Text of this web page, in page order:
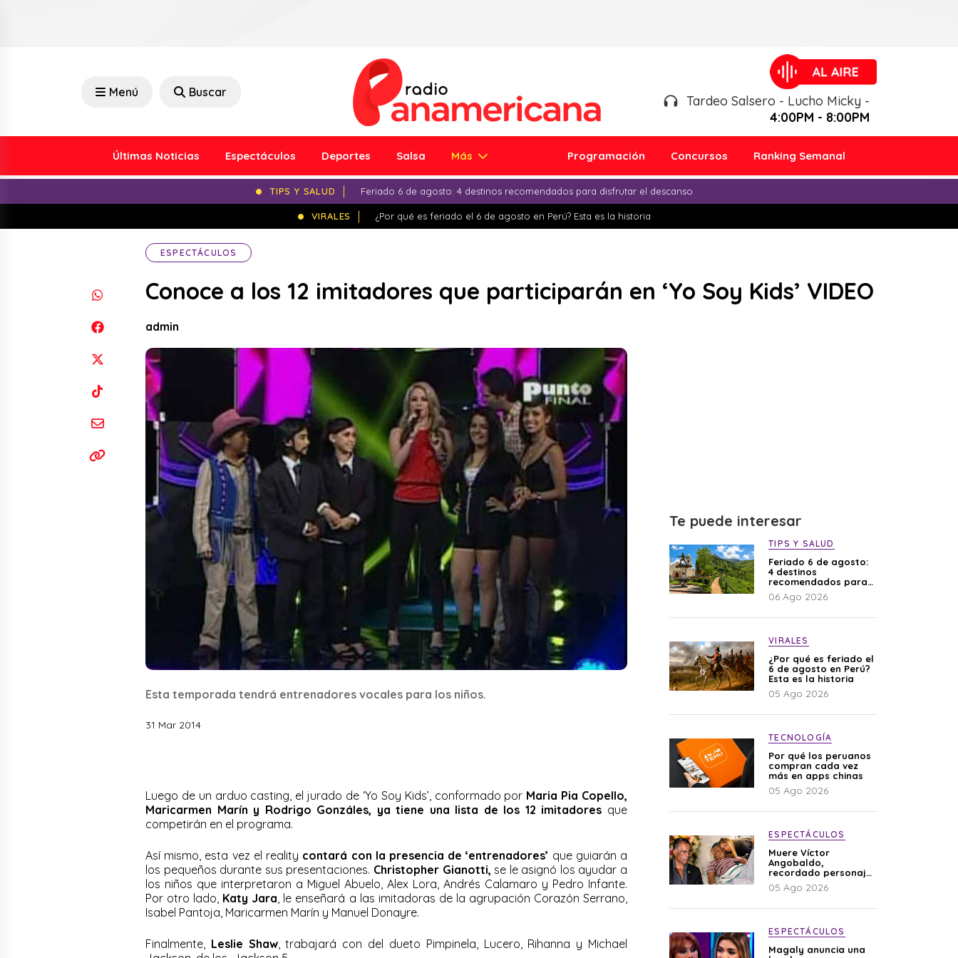
Menú Buscar
Tardeo Salsero - Lucho Micky -
4:00PM - 8:00PM
Últimas Noticias Espectáculos Deportes Salsa Más Programación Concursos Ranking Semanal
TIPS Y SALUD Feriado 6 de agosto: 4 destinos recomendados para disfrutar el descanso
VIRALES ¿Por qué es feriado el 6 de agosto en Perú? Esta es la historia
ESPECTÁCULOS
Conoce a los 12 imitadores que participarán en ‘Yo Soy Kids’ VIDEO
admin
Esta temporada tendrá entrenadores vocales para los niños.
31 Mar 2014
Luego de un arduo casting, el jurado de ‘Yo Soy Kids’, conformado por Maria Pia Copello,
Maricarmen Marín y Rodrigo Gonzáles, ya tiene una lista de los 12 imitadores que
competirán en el programa.
Así mismo, esta vez el reality contará con la presencia de ‘entrenadores’ que guiarán a
los pequeños durante sus presentaciones. Christopher Gianotti, se le asignó los ayudar a
los niños que interpretaron a Miguel Abuelo, Alex Lora, Andrés Calamaro y Pedro Infante.
Por otro lado, Katy Jara , le enseñará a las imitadoras de la agrupación Corazón Serrano,
Isabel Pantoja, Maricarmen Marín y Manuel Donayre.
Finalmente, Leslie Shaw, trabajará con del dueto Pimpinela, Lucero, Rihanna y Michael
Te puede interesar
TIPS Y SALUD
Feriado 6 de agosto:
4 destinos
recomendados para
disfrutar el descanso
06 Ago 2026
VIRALES
¿Por qué es feriado el
6 de agosto en Perú?
Esta es la historia
05 Ago 2026
TECNOLOGÍA
Por qué los peruanos
compran cada vez
más en apps chinas
05 Ago 2026
ESPECTÁCULOS
Muere Víctor
Angobaldo,
recordado personaje
de la farándula y
expareja de Shirley
05 Ago 2026
ESPECTÁCULOS
Magaly anuncia una